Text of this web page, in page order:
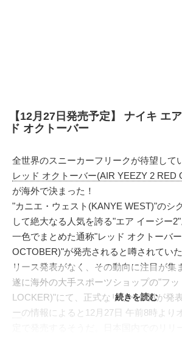
【12月27日発売予定】 ナイキ エ
ド オクトーバー
全世界のスニーカーフリークが待望して
レッド オクトーバー(AIR YEEZY 2 RED
が海外で決まった！
"カニエ・ウェスト(KANYE WEST)"のシ
して絶大なる人気を誇る"エア イージー
一色でまとめた通称"レッド オクトーバ
OCTOBER)"が発売されると噂されてい
リース発表がなく、その動向に注目が集
遂に海外の大手スポーツショップの"フ
LOCKER)"にて、正式なリリース日が発
ーの情報によると12月27日 午前8時より
続きを読む